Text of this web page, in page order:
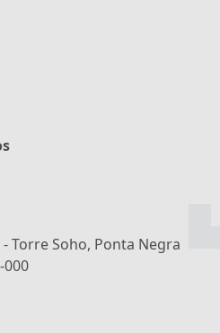
Torre Soho, Ponta Negra
000